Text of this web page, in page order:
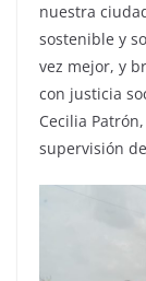
nuestra
sostenible y
vez mejor, y
con justicia
Cecilia
supervisión